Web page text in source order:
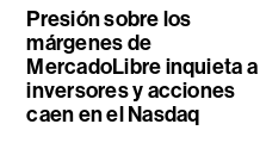
Presión sobre los
márgenes de
MercadoLibre inquieta a
inversores y acciones
caen en el Nasdaq